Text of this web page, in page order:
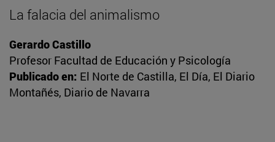
La falacia del animalismo
Gerardo Castillo
Profesor Facultad de Educación y Psicología
Publicado en: El Norte de Castilla, El Día, El Diario
Montañés, Diario de Navarra